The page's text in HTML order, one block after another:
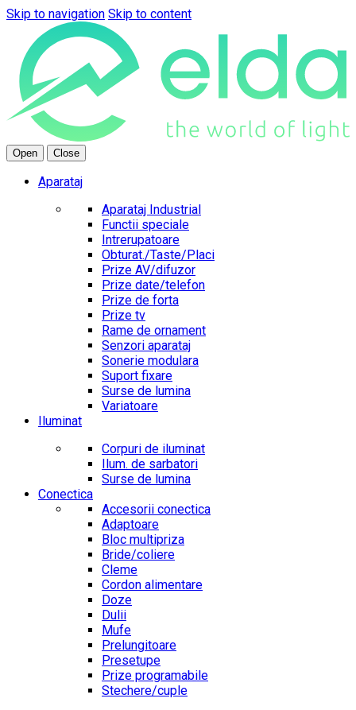
Skip to navigation Skip to content
Open Close
Aparataj
Aparataj Industrial
Functii speciale
Intrerupatoare
Obturat./Taste/Placi
Prize AV/difuzor
Prize date/telefon
Prize de forta
Prize tv
Rame de ornament
Senzori aparataj
Sonerie modulara
Suport fixare
Surse de lumina
Variatoare
Iluminat
Corpuri de iluminat
Ilum. de sarbatori
Surse de lumina
Conectica
Accesorii conectica
Adaptoare
Bloc multipriza
Bride/coliere
Cleme
Cordon alimentare
Doze
Dulii
Mufe
Prelungitoare
Presetupe
Prize programabile
Stechere/cuple